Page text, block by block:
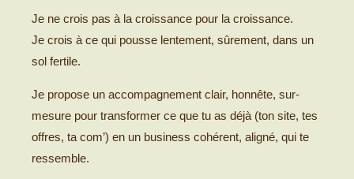
Je ne crois pas à la croissance pour la croissance.
Je crois à ce qui pousse lentement, sûrement, dans un
sol fertile.
Je propose un accompagnement clair, honnête, sur-
mesure pour transformer ce que tu as déjà (ton site, tes
offres, ta com’) en un business cohérent, aligné, qui te
ressemble.